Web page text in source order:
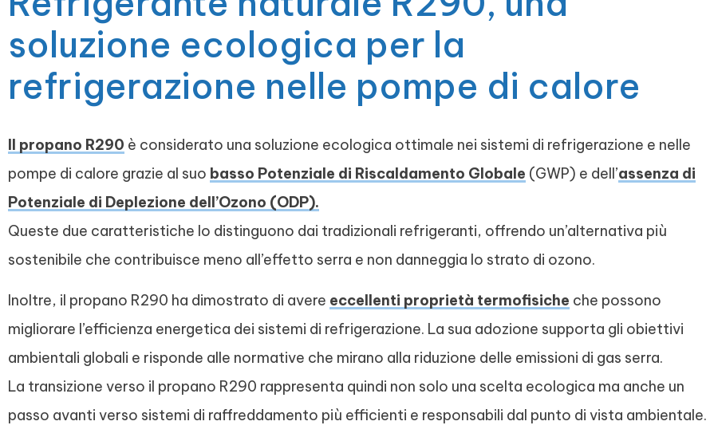
soluzione ecologica per la
refrigerazione nelle pompe di calore
Il propano R290 è considerato una soluzione ecologica ottimale nei sistemi di refrigerazione e nelle
pompe di calore grazie al suo basso Potenziale di Riscaldamento Globale (GWP) e dell’assenza di
Potenziale di Deplezione dell’Ozono (ODP).
Queste due caratteristiche lo distinguono dai tradizionali refrigeranti, offrendo un’alternativa più
sostenibile che contribuisce meno all’effetto serra e non danneggia lo strato di ozono.
Inoltre, il propano R290 ha dimostrato di avere eccellenti proprietà termofisiche che possono
migliorare l’efficienza energetica dei sistemi di refrigerazione. La sua adozione supporta gli obiettivi
ambientali globali e risponde alle normative che mirano alla riduzione delle emissioni di gas serra.
La transizione verso il propano R290 rappresenta quindi non solo una scelta ecologica ma anche un
passo avanti verso sistemi di raffreddamento più efficienti e responsabili dal punto di vista ambientale.